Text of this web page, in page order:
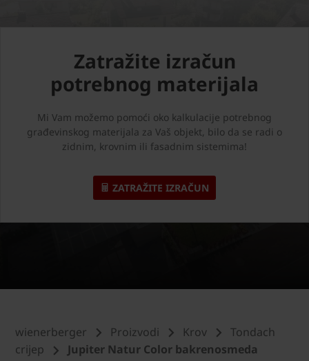
Zatražite izračun
potrebnog materijala
Mi Vam možemo pomoći oko kalkulacije potrebnog
građevinskog materijala za Vaš objekt, bilo da se radi o
zidnim, krovnim ili fasadnim sistemima!
ZATRAŽITE IZRAČUN
wienerberger Proizvodi Krov
Tondach
crijep
Jupiter Natur Color bakrenosmeda